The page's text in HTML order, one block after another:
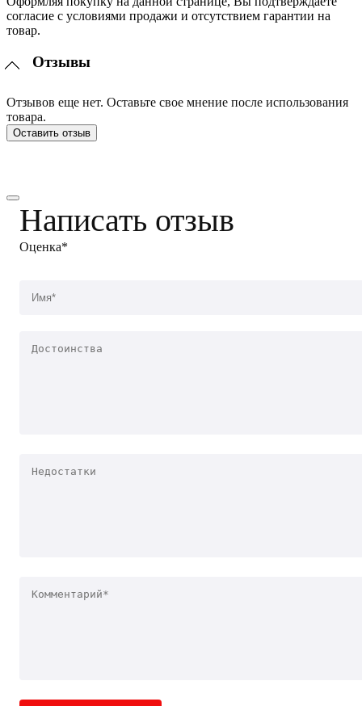
согласие с условиями продажи и отсутствием гарантии на
товар.
Отзывы
Отзывов еще нет. Оставьте свое мнение после использования
товара.
Оставить отзыв
Написать отзыв
Оценка*